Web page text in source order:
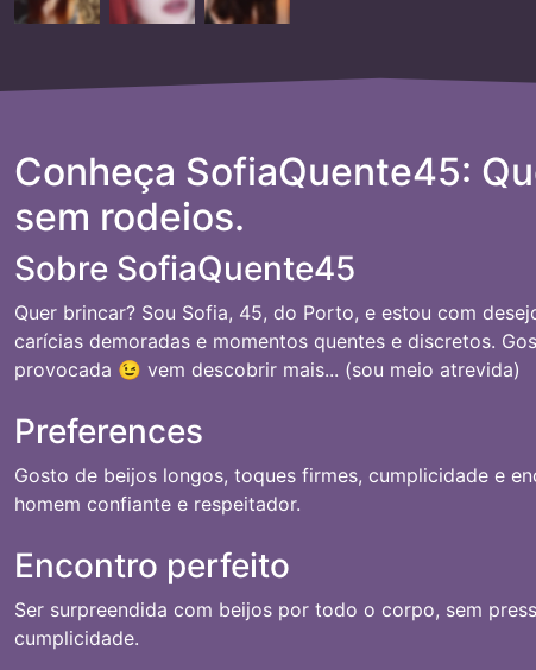
Conheça SofiaQuente45:
sem rodeios.
Sobre SofiaQuente45
Quer brincar? Sou Sofia, 45, do Porto, e estou com
carícias demoradas e momentos quentes e discretos.
provocada 😉 vem descobrir mais... (sou meio atrevida)
Preferences
Gosto de beijos longos, toques firmes, cumplicidade e
homem confiante e respeitador.
Encontro perfeito
Ser surpreendida com beijos por todo o corpo, sem
cumplicidade.